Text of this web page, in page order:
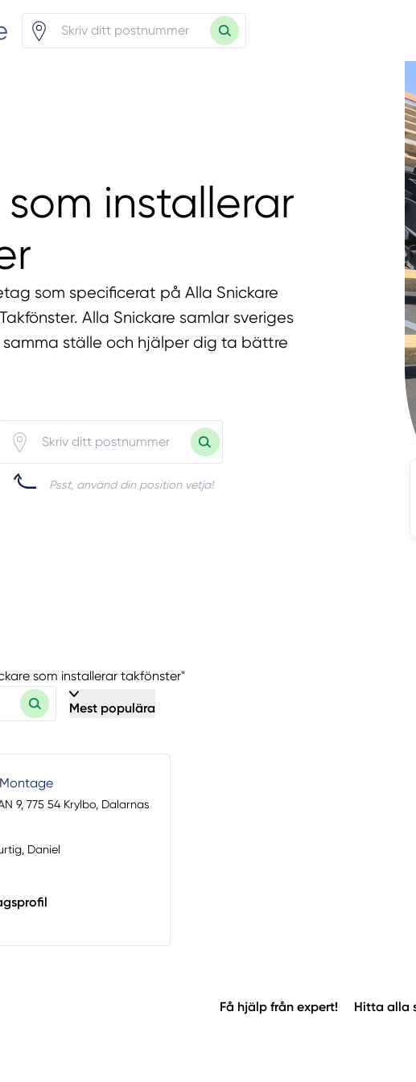
installerar
som specificerat på Alla Snickare
Alla Snickare samlar sveriges
ställe och hjälper dig ta bättre
Psst, använd din position vetja!
som installerar takfönster"
Mest populära
9, 775 54 Krylbo, Dalarnas
Daniel
Få hjälp från expert! Hitta alla